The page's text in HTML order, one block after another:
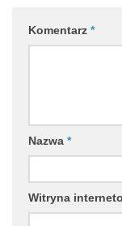
Komentarz *
Nazwa *
Witryna